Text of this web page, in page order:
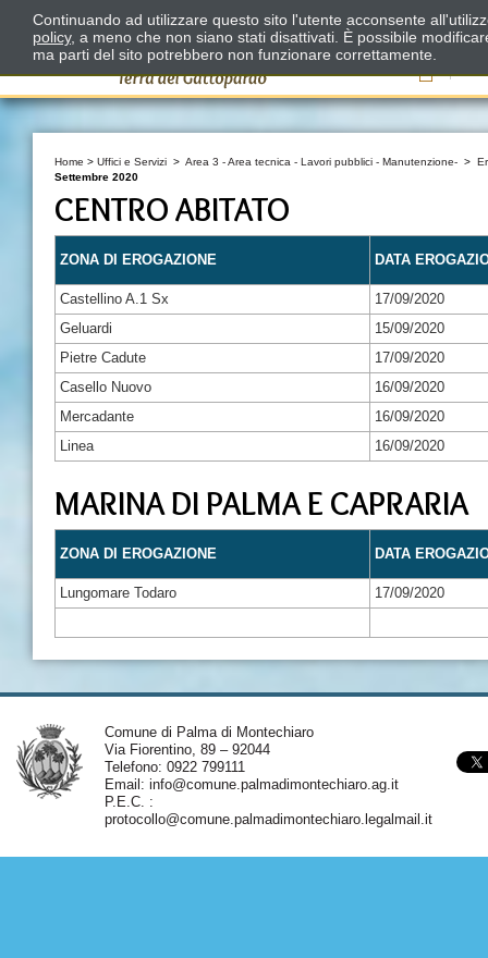
Il
Home > Uffici e Servizi > Area 3 - Area tecnica - Lavori pubblici - Manutenzione- >
Settembre 2020
CENTRO ABITATO
ZONA DI EROGAZIONE DATA
Castellino A.1 Sx
17/09/2020
Geluardi
15/09/2020
Pietre Cadute
17/09/2020
Casello Nuovo
16/09/2020
Mercadante
16/09/2020
Linea
16/09/2020
MARINA DI PALMA E CAPRARIA
ZONA DI EROGAZIONE DATA
Lungomare Todaro 17/09/2020
Comune di Palma di Montechiaro
Via Fiorentino, 89 – 92044
Telefono: 0922 799111
Email: info@comune.palmadimontechiaro.ag.it
P.E.C. :
protocollo@comune.palmadimontechiaro.legalmail.it
Continuando ad utilizzare questo sito l'utente acconsente
policy, a meno che non siano stati disattivati. È possibile
ma parti del sito potrebbero non funzionare correttamente.